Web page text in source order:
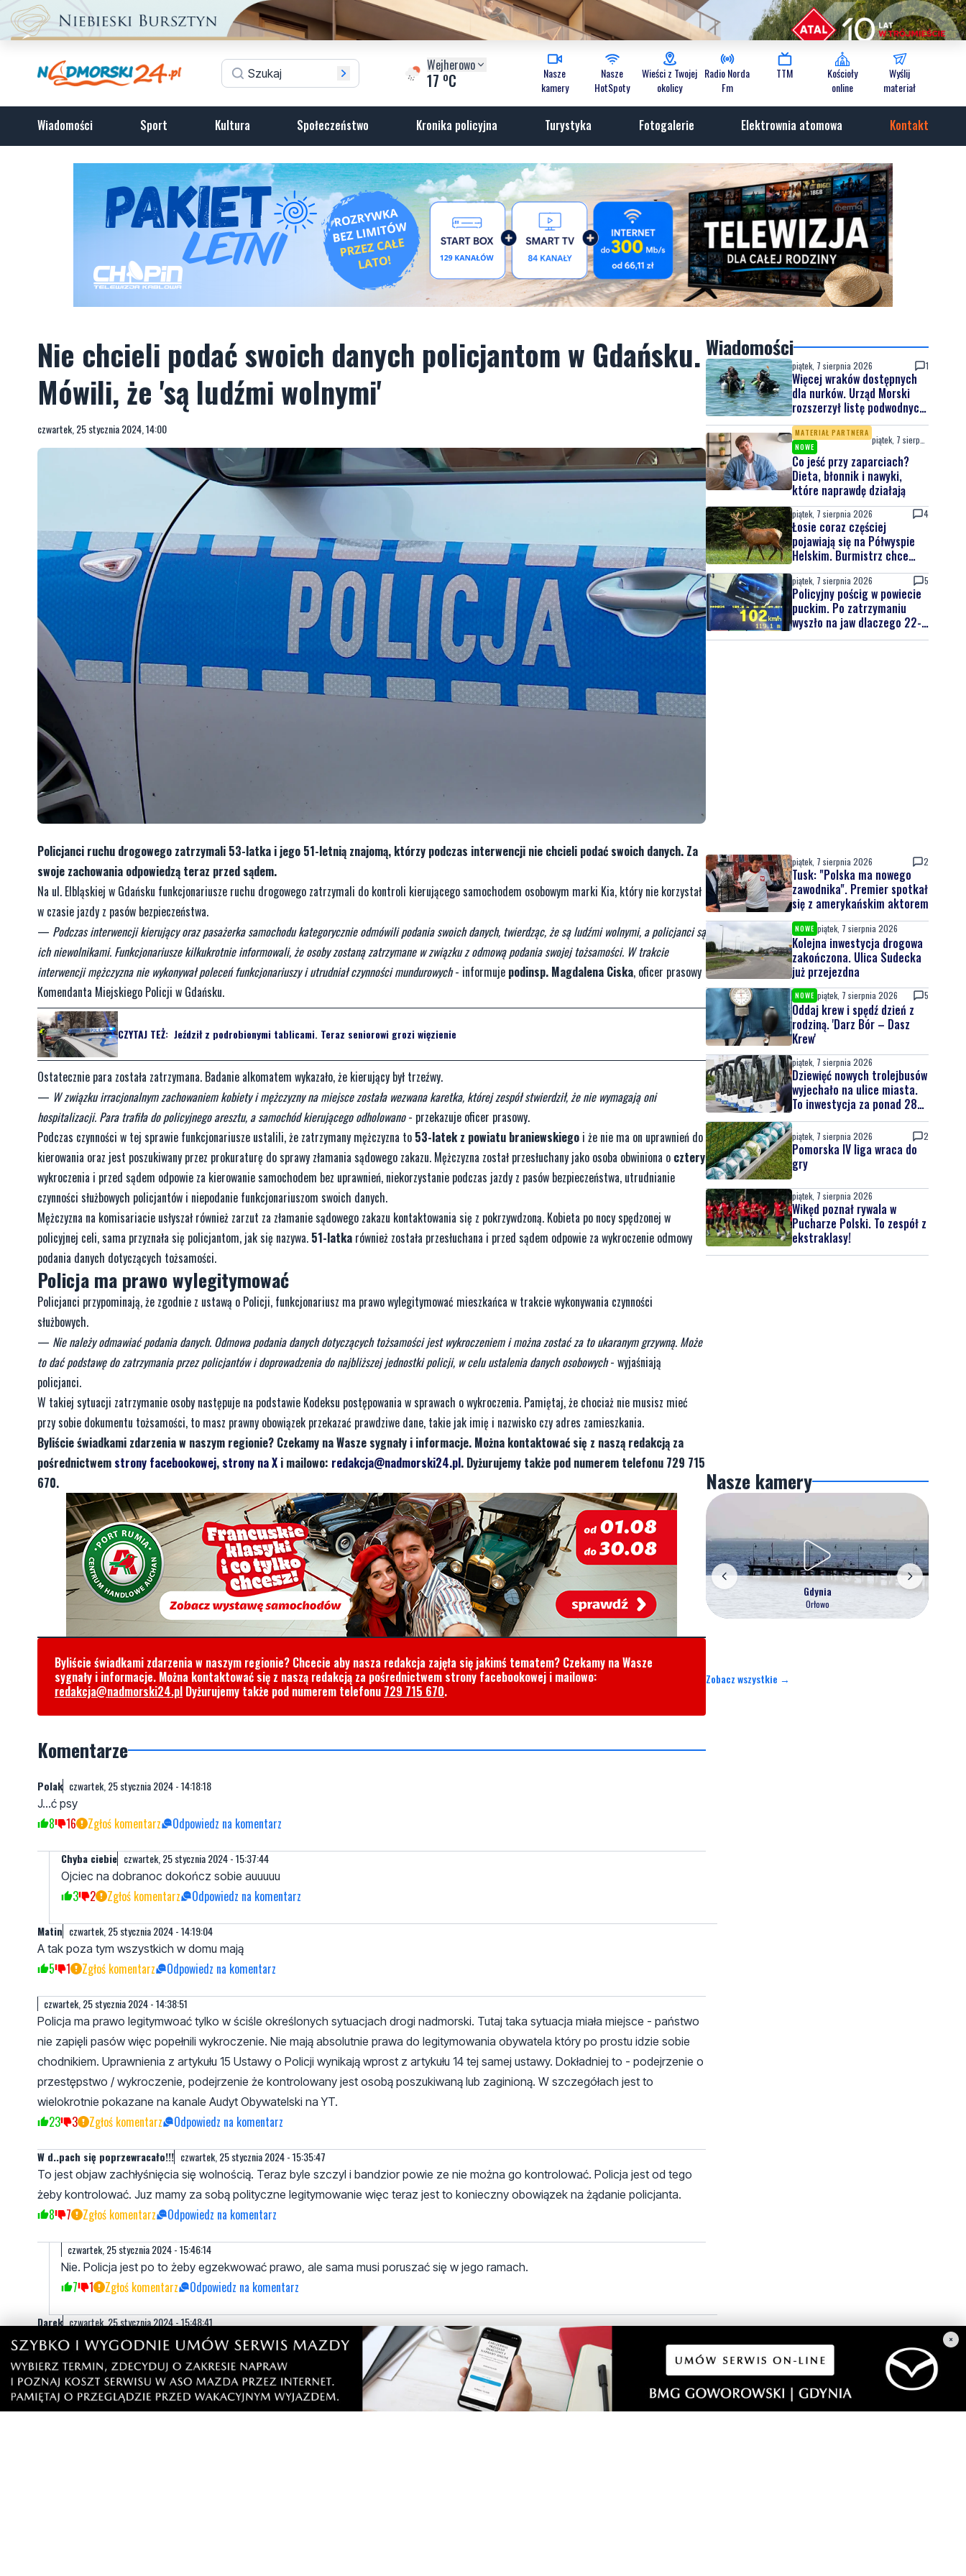
Wejherowo
17 oC
Nasze
kamery
Nasze
HotSpoty
Wieści z Twojej
okolicy
Radio Norda
Fm
TTM
Kościoły
online
Wyślij
materiał
Wiadomości Sport Kultura Społeczeństwo Kronika policyjna Turystyka Fotogalerie Elektrownia atomowa Kontakt
Nie chcieli podać swoich danych policjantom w Gdańsku.
Mówili, że 'są ludźmi wolnymi'
czwartek, 25 stycznia 2024, 14:00
Policjanci ruchu drogowego zatrzymali 53-latka i jego 51-letnią znajomą, którzy podczas interwencji nie chcieli podać swoich danych. Za
swoje zachowania odpowiedzą teraz przed sądem.
Na ul. Elbląskiej w Gdańsku funkcjonariusze ruchu drogowego zatrzymali do kontroli kierującego samochodem osobowym marki Kia, który nie korzystał
w czasie jazdy z pasów bezpieczeństwa.
— Podczas interwencji kierujący oraz pasażerka samochodu kategorycznie odmówili podania swoich danych, twierdząc, że są ludźmi wolnymi, a policjanci są
ich niewolnikami. Funkcjonariusze kilkukrotnie informowali, że osoby zostaną zatrzymane w związku z odmową podania swojej tożsamości. W trakcie
interwencji mężczyzna nie wykonywał poleceń funkcjonariuszy i utrudniał czynności mundurowych- informuje podinsp. Magdalena Ciska, oficer prasowy
Komendanta Miejskiego Policji w Gdańsku.
CZYTAJ TEŻ: Jeździł z podrobionymi tablicami. Teraz seniorowi grozi więzienie
Ostatecznie para została zatrzymana. Badanie alkomatem wykazało, że kierujący był trzeźwy.
— W związku irracjonalnym zachowaniem kobiety i mężczyzny na miejsce została wezwana karetka, której zespół stwierdził, że nie wymagają oni
hospitalizacji. Para trafiła do policyjnego aresztu, a samochód kierującego odholowano- przekazuje oficer prasowy.
Podczas czynności w tej sprawie funkcjonariusze ustalili, że zatrzymany mężczyzna to 53-latek z powiatu braniewskiego i że nie ma on uprawnień do
kierowania oraz jest poszukiwany przez prokuraturę do sprawy złamania sądowego zakazu. Mężczyzna został przesłuchany jako osoba obwiniona o cztery
wykroczenia i przed sądem odpowie za kierowanie samochodem bez uprawnień, niekorzystanie podczas jazdy z pasów bezpieczeństwa, utrudnianie
czynności służbowych policjantów i niepodanie funkcjonariuszom swoich danych.
Mężczyzna na komisariacie usłyszał również zarzut za złamanie sądowego zakazu kontaktowania się z pokrzywdzoną. Kobieta po nocy spędzonej w
policyjnej celi, sama przyznała się policjantom, jak się nazywa. 51-latka również została przesłuchana i przed sądem odpowie za wykroczenie odmowy
podania danych dotyczących tożsamości.
Policja ma prawo wylegitymować
Policjanci przypominają, że zgodnie z ustawą o Policji, funkcjonariusz ma prawo wylegitymować mieszkańca w trakcie wykonywania czynności
służbowych.
— Nie należy odmawiać podania danych. Odmowa podania danych dotyczących tożsamości jest wykroczeniem i można zostać za to ukaranym grzywną. Może
to dać podstawę do zatrzymania przez policjantów i doprowadzenia do najbliższej jednostki policji, w celu ustalenia danych osobowych- wyjaśniają
policjanci.
W takiej sytuacji zatrzymanie osoby następuje na podstawie Kodeksu postępowania w sprawach o wykroczenia. Pamiętaj, że chociaż nie musisz mieć
przy sobie dokumentu tożsamości, to masz prawny obowiązek przekazać prawdziwe dane, takie jak imię i nazwisko czy adres zamieszkania.
Byliście świadkami zdarzenia w naszym regionie? Czekamy na Wasze sygnały i informacje. Można kontaktować się z naszą redakcją za
pośrednictwem strony facebookowej, strony na X i mailowo: redakcja@nadmorski24.pl. Dyżurujemy także pod numerem telefonu 729 715
670.
Byliście świadkami zdarzenia w naszym regionie? Chcecie aby nasza redakcja zajęła się jakimś tematem? Czekamy na Wasze
sygnały i informacje. Można kontaktować się z naszą redakcją za pośrednictwem strony facebookowej i mailowo:
redakcja@nadmorski24.pl Dyżurujemy także pod numerem telefonu 729 715 670.
Komentarze
Polak czwartek, 25 stycznia 2024 - 14:18:18
J...ć psy
8 16 Zgłoś komentarz Odpowiedz na komentarz
Chyba ciebie czwartek, 25 stycznia 2024 - 15:37:44
Ojciec na dobranoc dokończ sobie auuuuu
3 2 Zgłoś komentarz Odpowiedz na komentarz
Matin czwartek, 25 stycznia 2024 - 14:19:04
A tak poza tym wszystkich w domu mają
5 1 Zgłoś komentarz Odpowiedz na komentarz
czwartek, 25 stycznia 2024 - 14:38:51
Policja ma prawo legitymwoać tylko w ściśle określonych sytuacjach drogi nadmorski. Tutaj taka sytuacja miała miejsce - państwo
nie zapięli pasów więc popełnili wykroczenie. Nie mają absolutnie prawa do legitymowania obywatela który po prostu idzie sobie
chodnikiem. Uprawnienia z artykułu 15 Ustawy o Policji wynikają wprost z artykułu 14 tej samej ustawy. Dokładniej to - podejrzenie o
przestępstwo / wykroczenie, podejrzenie że kontrolowany jest osobą poszukiwaną lub zaginioną. W szczegółach jest to
wielokrotnie pokazane na kanale Audyt Obywatelski na YT.
23 3 Zgłoś komentarz Odpowiedz na komentarz
W d..pach się poprzewracało!!! czwartek, 25 stycznia 2024 - 15:35:47
To jest objaw zachłyśnięcia się wolnością. Teraz byle szczyl i bandzior powie ze nie można go kontrolować. Policja jest od tego
żeby kontrolować. Juz mamy za sobą polityczne legitymowanie więc teraz jest to konieczny obowiązek na żądanie policjanta.
8 7 Zgłoś komentarz Odpowiedz na komentarz
czwartek, 25 stycznia 2024 - 15:46:14
Nie. Policja jest po to żeby egzekwować prawo, ale sama musi poruszać się w jego ramach.
7 1 Zgłoś komentarz Odpowiedz na komentarz
Darek czwartek, 25 stycznia 2024 - 15:48:41
Mieli rację to policja ma im służyć, a nie oni policjantom.
6 11 Zgłoś komentarz Odpowiedz na komentarz
romek czwartek, 25 stycznia 2024 - 16:03:38
zgadzam sie. ludzie sa wolnymi jak sie urodzą, a pozniej jak wypiją, a nastepnie jak sie zapisza do piusu
Wiadomości
piątek, 7 sierpnia 2026 1
Więcej wraków dostępnych
dla nurków. Urząd Morski
rozszerzył listę podwodnych
atrakcji
MATERIAŁ PARTNERA
NOWE
Co jeść przy zaparciach?
Dieta, błonnik i nawyki,
które naprawdę działają
piątek, 7 sierpnia 2026 4
Łosie coraz częściej
pojawiają się na Półwyspie
Helskim. Burmistrz chce
nowych znaków drogowych
piątek, 7 sierpnia 2026 5
Policyjny pościg w powiecie
puckim. Po zatrzymaniu
wyszło na jaw dlaczego 22-
latek uciekał
piątek, 7 sierpnia 2026 2
Tusk: "Polska ma nowego
zawodnika". Premier spotkał
się z amerykańskim aktorem
NOWE piątek, 7 sierpnia 2026
Kolejna inwestycja drogowa
zakończona. Ulica Sudecka
już przejezdna
NOWE piątek, 7 sierpnia 2026 5
Oddaj krew i spędź dzień z
rodziną. 'Darz Bór – Dasz
Krew'
piątek, 7 sierpnia 2026
Dziewięć nowych trolejbusów
wyjechało na ulice miasta.
To inwestycja za ponad 28
mln zł
piątek, 7 sierpnia 2026 2
Pomorska IV liga wraca do
gry
piątek, 7 sierpnia 2026
Wikęd poznał rywala w
Pucharze Polski. To zespół z
ekstraklasy!
Nasze kamery
Gdynia
Orłowo
Zobacz wszystkie →
×